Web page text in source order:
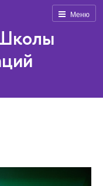
Меню